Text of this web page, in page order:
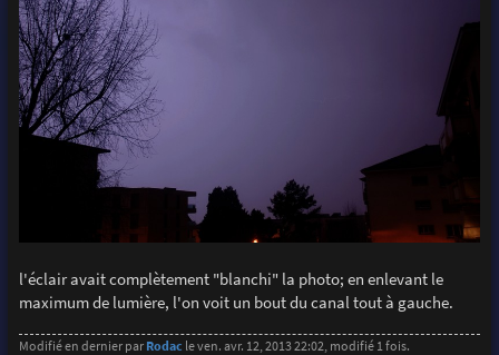
l'éclair avait complètement "blanchi" la photo; en enlevant le
maximum de lumière, l'on voit un bout du canal tout à gauche.
Modifié en dernier par Rodac le ven. avr. 12, 2013 22:02, modifié 1 fois.